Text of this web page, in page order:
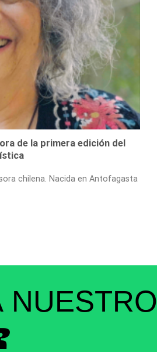
de la primera edición del
chilena. Nacida en Antofagasta
NUESTRO